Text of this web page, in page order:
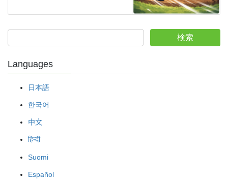
検索
Languages
日本語
한국어
中文
हिन्दी
Suomi
Español